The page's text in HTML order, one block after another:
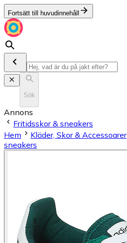
Fortsätt till huvudinnehåll
Sök
Annons
Fritidsskor & sneakers
Hem
Kläder, Skor & Accessoarer
sneakers